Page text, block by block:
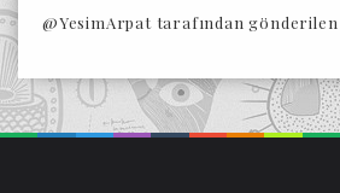
@YesimArpat tarafından